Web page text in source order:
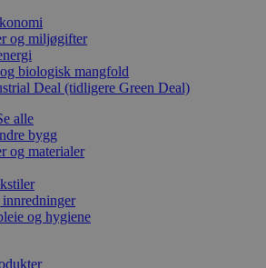
og miljøgifter
biologisk mangfold
Deal (tidligere Green Deal)
alle
bygg
og materialer
og hygiene